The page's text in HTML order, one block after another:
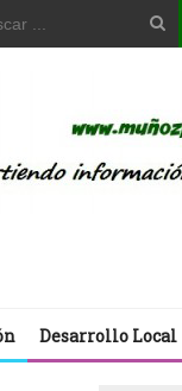
Desarrollo Local